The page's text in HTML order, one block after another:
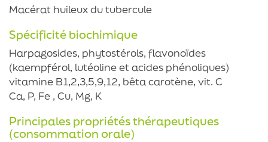
Macérat huileux du tubercule
Spécificité biochimique
Harpagosides, phytostérols, flavonoïdes
(kaempférol, lutéoline et acides phénoliques)
vitamine B1,2,3,5,9,12, bêta carotène, vit. C
Ca, P, Fe , Cu, Mg, K
Principales propriétés thérapeutiques
(consommation orale)